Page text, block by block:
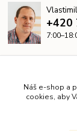
+420
Náš e-shop a
cookies, aby